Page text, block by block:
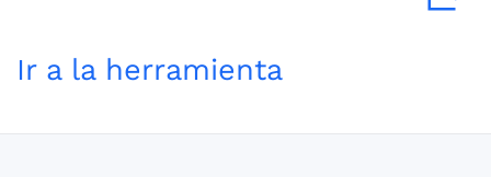
Ir a la herramienta